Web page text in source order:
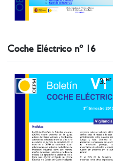
Coche Eléctrico nº 16
3.er